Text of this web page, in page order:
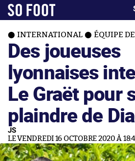
INTERNATIONAL ÉQUIPE
Des joueuses
lyonnaises
Le Graët pour
plaindre de
JS
LE VENDREDI 16 OCTOBRE 2020 À